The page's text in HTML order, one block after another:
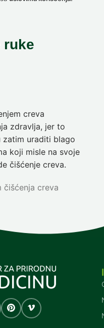
ruke
creva
zdravlja, jer to
zatim uraditi blago
koji misle na svoje
čišćenje creva.
čišćenja creva